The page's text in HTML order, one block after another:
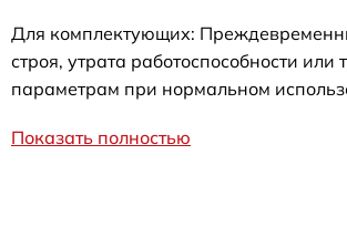
Для комплектующих:
строя, утрата работоспособности или
параметрам при нормальном
Показать полностью